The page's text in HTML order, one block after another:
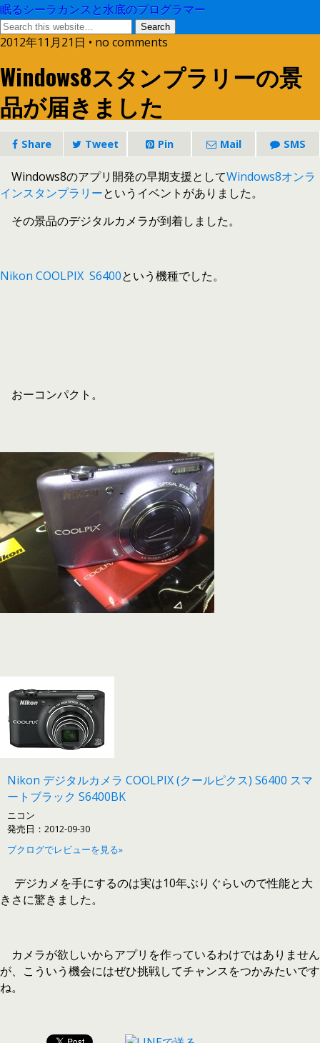
眠るシーラカンスと水底のプログラマー
2012年11月21日 • no comments
Windows8スタンプラリーの景
品が届きました
Share Tweet Pin Mail SMS
Windows8のアプリ開発の早期支援としてWindows8オンラ
インスタンプラリーというイベントがありました。
その景品のデジタルカメラが到着しました。
Nikon COOLPIX S6400という機種でした。
おーコンパクト。
Nikon デジタルカメラ COOLPIX (クールピクス) S6400 スマ
ートブラック S6400BK
ニコン
発売日：2012-09-30
ブクログでレビューを見る»
デジカメを手にするのは実は10年ぶりぐらいので性能と大
きさに驚きました。
カメラが欲しいからアプリを作っているわけではありません
が、こういう機会にはぜひ挑戦してチャンスをつかみたいです
ね。